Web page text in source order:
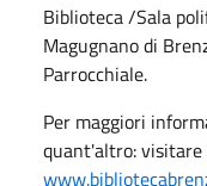
Biblioteca /Sala
Magugnano di
Parrocchiale.
Per maggiori
quant'altro: